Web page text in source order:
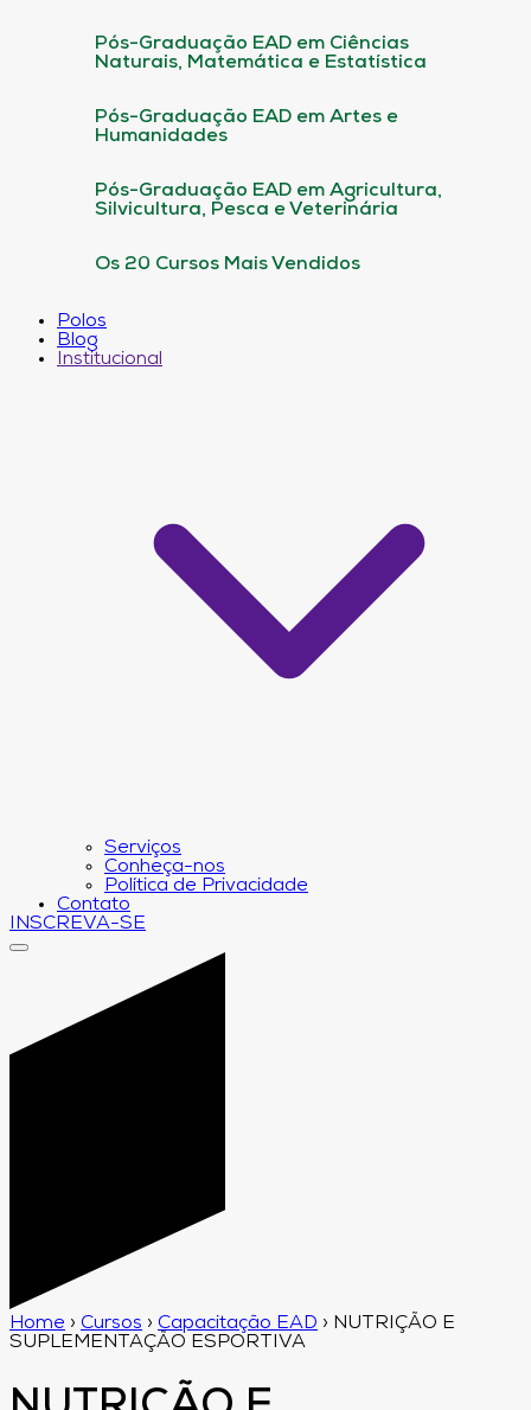
Pós-Graduação EAD em Ciências
Naturais, Matemática e Estatística
Pós-Graduação EAD em Artes e
Humanidades
Pós-Graduação EAD em Agricultura,
Silvicultura, Pesca e Veterinária
Os 20 Cursos Mais Vendidos
Polos
Blog
Institucional
Serviços
Conheça-nos
Política de Privacidade
Contato
INSCREVA-SE
Home › Cursos › Capacitação EAD › NUTRIÇÃO E
SUPLEMENTAÇÃO ESPORTIVA